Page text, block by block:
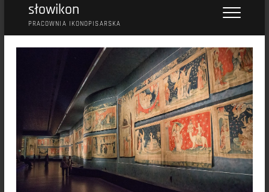
słowikon
PRACOWNIA IKONOPISARSKA